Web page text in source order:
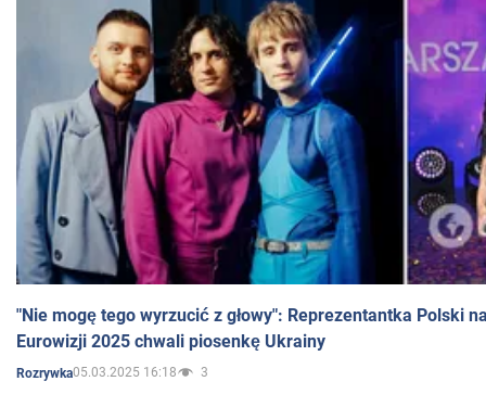
"Nie mogę tego wyrzucić z głowy": Reprezentantka Polski
Eurowizji 2025 chwali piosenkę Ukrainy
Rozrywka05.03.2025 16:18 3